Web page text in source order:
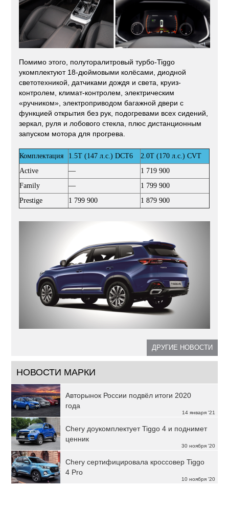
Помимо этого, полуторалитровый турбо-Tiggo
укомплектуют 18-дюймовыми колёсами, диодной
светотехникой, датчиками дождя и света, круиз-
контролем, климат-контролем, электрическим
«ручником», электроприводом багажной двери с
функцией открытия без рук, подогревами всех сидений,
зеркал, руля и лобового стекла, плюс дистанционным
запуском мотора для прогрева.
Комплектация 1.5T (147 л.с.) DCT6
2.0T (170 л.с.) CVT
Active
—
1 719 900
Family
—
1 799 900
Prestige
1 799 900 1 879 900
ДРУГИЕ НОВОСТИ
НОВОСТИ МАРКИ
14 января '21
Авторынок России подвёл итоги 2020
года
30 ноября '20
Chery доукомплектует Tiggo 4 и поднимет
ценник
10 ноября '20
Chery сертифицировала кроссовер Tiggo
4 Pro